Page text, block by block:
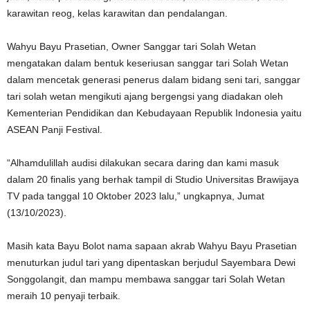
karawitan reog, kelas karawitan dan pendalangan.
Wahyu Bayu Prasetian, Owner Sanggar tari Solah Wetan
mengatakan dalam bentuk keseriusan sanggar tari Solah Wetan
dalam mencetak generasi penerus dalam bidang seni tari, sanggar
tari solah wetan mengikuti ajang bergengsi yang diadakan oleh
Kementerian Pendidikan dan Kebudayaan Republik Indonesia yaitu
ASEAN Panji Festival.
“Alhamdulillah audisi dilakukan secara daring dan kami masuk
dalam 20 finalis yang berhak tampil di Studio Universitas Brawijaya
TV pada tanggal 10 Oktober 2023 lalu,” ungkapnya, Jumat
(13/10/2023).
Masih kata Bayu Bolot nama sapaan akrab Wahyu Bayu Prasetian
menuturkan judul tari yang dipentaskan berjudul Sayembara Dewi
Songgolangit, dan mampu membawa sanggar tari Solah Wetan
meraih 10 penyaji terbaik.